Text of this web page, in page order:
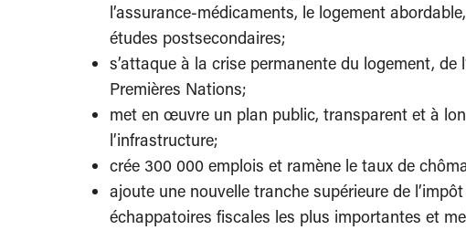
l’assurance-médicaments, le logement
études postsecondaires;
s’attaque à la crise permanente du logement, de
Premières Nations;
met en œuvre un plan public, transparent et à
l’infrastructure;
crée 300 000 emplois et ramène le taux de
ajoute une nouvelle tranche supérieure de
échappatoires fiscales les plus importantes et